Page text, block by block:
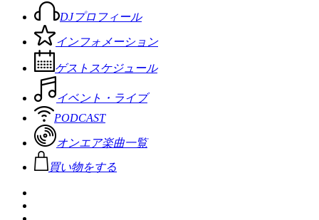
DJプロフィール
インフォメーション
ゲストスケジュール
イベント・ライブ
PODCAST
オンエア楽曲一覧
買い物をする